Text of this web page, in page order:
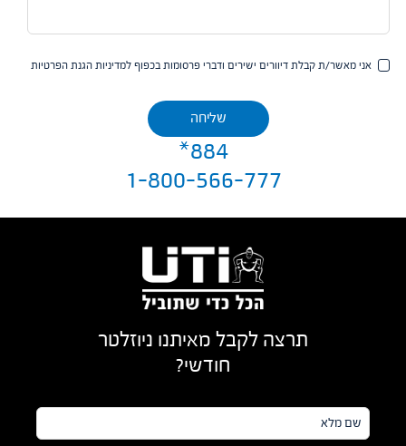
אני מאשר/ת קבלת דיוורים ישירים ודברי פרסומות בכפוף למדיניות הגנת הפרטיות
884*
1-800-566-777
תרצה לקבל מאיתנו ניוזלטר
חודשי?
שם
מלא*